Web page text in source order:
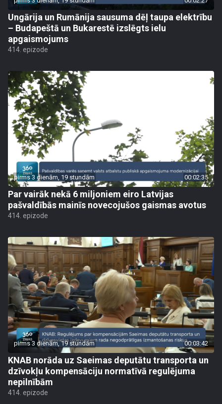
Ungārija un Rumānija sausuma dēļ taupa elektrību
– Budapeštā un Bukarestē izslēgts ielu
apgaismojums
414. epizode
pirms 3 dienām, 19 stundām 00:02:35
Par vairāk nekā 6 miljoniem eiro Latvijas
pašvaldībās mainīs novecojušos gaismas avotus
414. epizode
pirms 3 dienām, 19 stundām 00:03:42
KNAB norāda uz Saeimas deputātu transporta un
dzīvokļu kompensāciju normatīvā regulējuma
nepilnībām
414. epizode